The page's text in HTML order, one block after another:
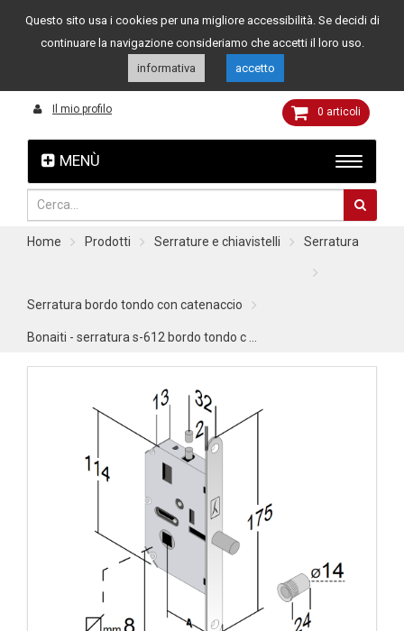
Assistenza clienti 049 8015108 349 4262144
MENÙ
Il mio profilo 0 articoli
Home Prodotti Serrature e chiavistelli Serratura
Serratura bordo tondo con catenaccio
Bonaiti - serratura s-612 bordo tondo c ...
Questo sito usa i cookies per una migliore accessibilità. Se decidi di
continuare la navigazione consideriamo che accetti il loro uso.
informativa
accetto